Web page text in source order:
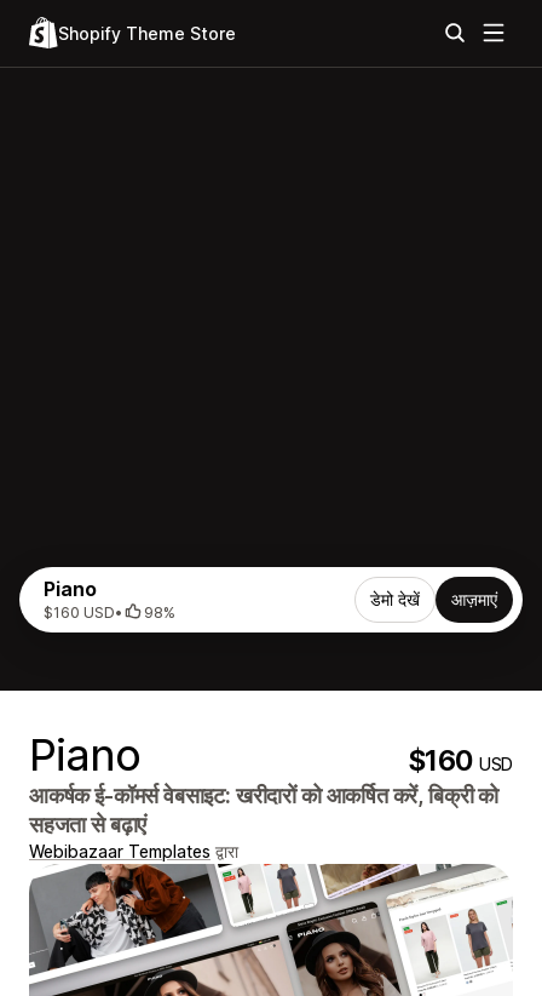
Shopify Theme Store
Piano
$160 USD• 98%
डेमो देखें आज़माएं
Piano $160USD
आकर्षक ई-कॉमर्स वेबसाइट: खरीदारों को आकर्षित करें, बिक्री को
सहजता से बढ़ाएं
Webibazaar Templates द्वारा